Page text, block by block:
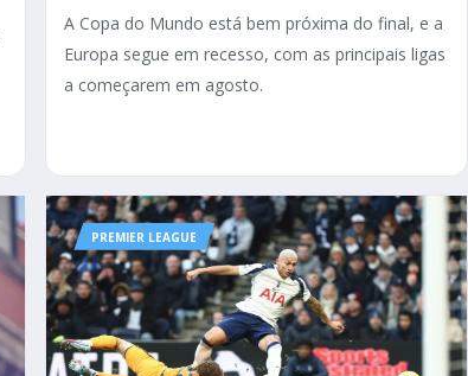
A Copa do Mundo está bem próxima do final, e a
Europa segue em recesso, com as principais ligas
a começarem em agosto.
PREMIER LEAGUE